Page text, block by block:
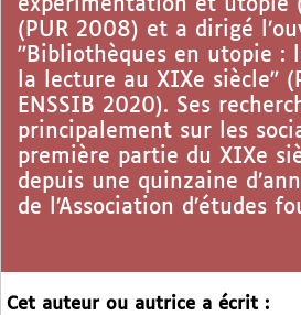
expérimentation et utopie
(PUR 2008) et a dirigé
"Bibliothèques en utopie :
la lecture au XIXe siècle"
ENSSIB 2020). Ses
principalement sur les
première partie du XIXe
depuis une quinzaine
de l’Association d’études
Cet auteur ou autrice a écrit :